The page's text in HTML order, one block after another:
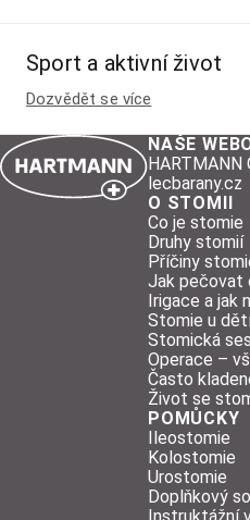
Sport a aktivní život
Dozvědět se více
NAŠE
HARTMANN
lecbarany.cz
O STOMII
Co je stomie
Druhy stomií
Příčiny
Jak pečovat
Irigace a jak
Stomie u
Stomická
Operace –
Často
Život se
POMŮCKY
Ileostomie
Kolostomie
Urostomie
Doplňkový